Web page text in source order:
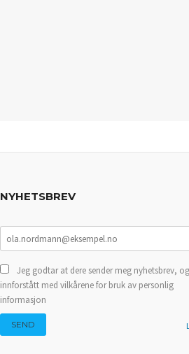
NYHETSBREV
Jeg godtar at dere sender meg nyhetsbrev,
innforstått med vilkårene for bruk av personlig
informasjon